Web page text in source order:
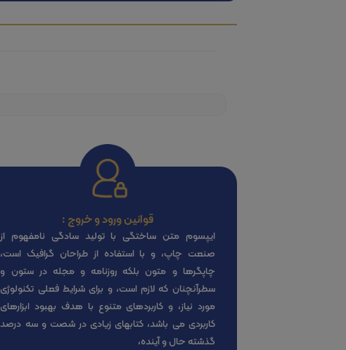
قوانین ورود و خروج :
ایپسوم متن ساختگی با تولید سادگی نامفهوم از
صنعت چاپ، و با استفاده از طراحان گرافیک است،
چاپگرها و متون بلکه روزنامه و مجله در ستون و
سطرآنچنان که لازم است، و برای شرایط فعلی تکنولوژی
مورد نیاز، و کاربردهای متنوع با هدف بهبود ابزارهای
کاربردی می باشد، کتابهای زیادی در شصت و سه درصد
گذشته حال و آینده،